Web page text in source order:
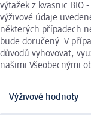
výtažek z kvasnic BIO
výživové údaje
některých případech
bude doručený. V
důvodů vyhovovat,
našimi Všeobecnými
Výživové hodnoty